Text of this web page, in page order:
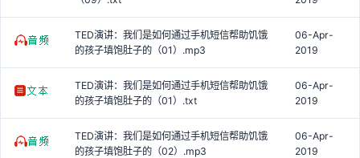
TED演讲：我们是如何通过手机短信帮助饥饿
的孩子填饱肚子的（01）.mp3
06-Apr-
2019
TED演讲：我们是如何通过手机短信帮助饥饿
的孩子填饱肚子的（01）.txt
06-Apr-
2019
TED演讲：我们是如何通过手机短信帮助饥饿
的孩子填饱肚子的（02）.mp3
06-Apr-
2019